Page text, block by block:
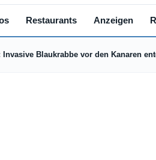
Restaurants Anzeigen
Blaukrabbe vor den Kanaren